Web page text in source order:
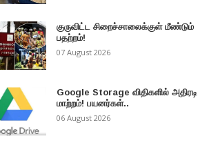
குருவிட்ட சிறைச்சாலைக்குள் மீண்டும்
பதற்றம்!
07 August 2026
Google Storage விதிகளில் அதிரடி
மாற்றம்! பயனர்கள்..
06 August 2026